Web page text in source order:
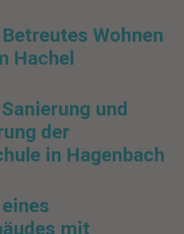
Wohnen
Hachel
und
der
in Hagenbach
mit